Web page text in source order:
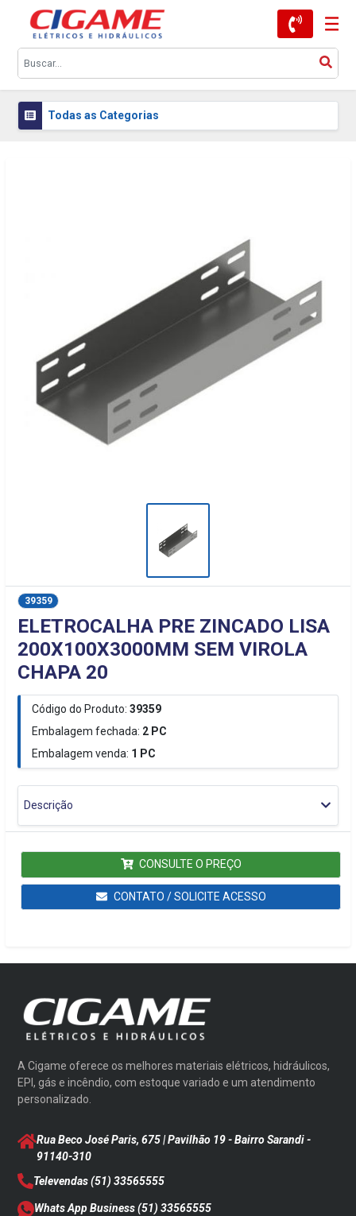
Todas as Categorias
39359
ELETROCALHA PRE ZINCADO LISA
200X100X3000MM SEM VIROLA
CHAPA 20
Código do Produto: 39359
Embalagem fechada: 2 PC
Embalagem venda: 1 PC
Descrição
CONSULTE O PREÇO
CONTATO / SOLICITE ACESSO
A Cigame oferece os melhores materiais elétricos, hidráulicos,
EPI, gás e incêndio, com estoque variado e um atendimento
personalizado.
Rua Beco José Paris, 675 | Pavilhão 19 - Bairro Sarandi-
91140-310
Televendas(51) 33565555
Whats App Business(51) 33565555